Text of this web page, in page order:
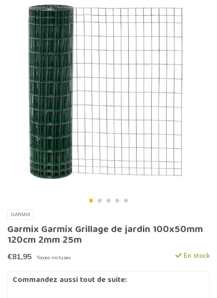
GARMIX
Garmix Garmix Grillage de jardin 100x50mm
120cm 2mm 25m
€81,95 Taxes incluses En stock
Commandez aussi tout de suite: